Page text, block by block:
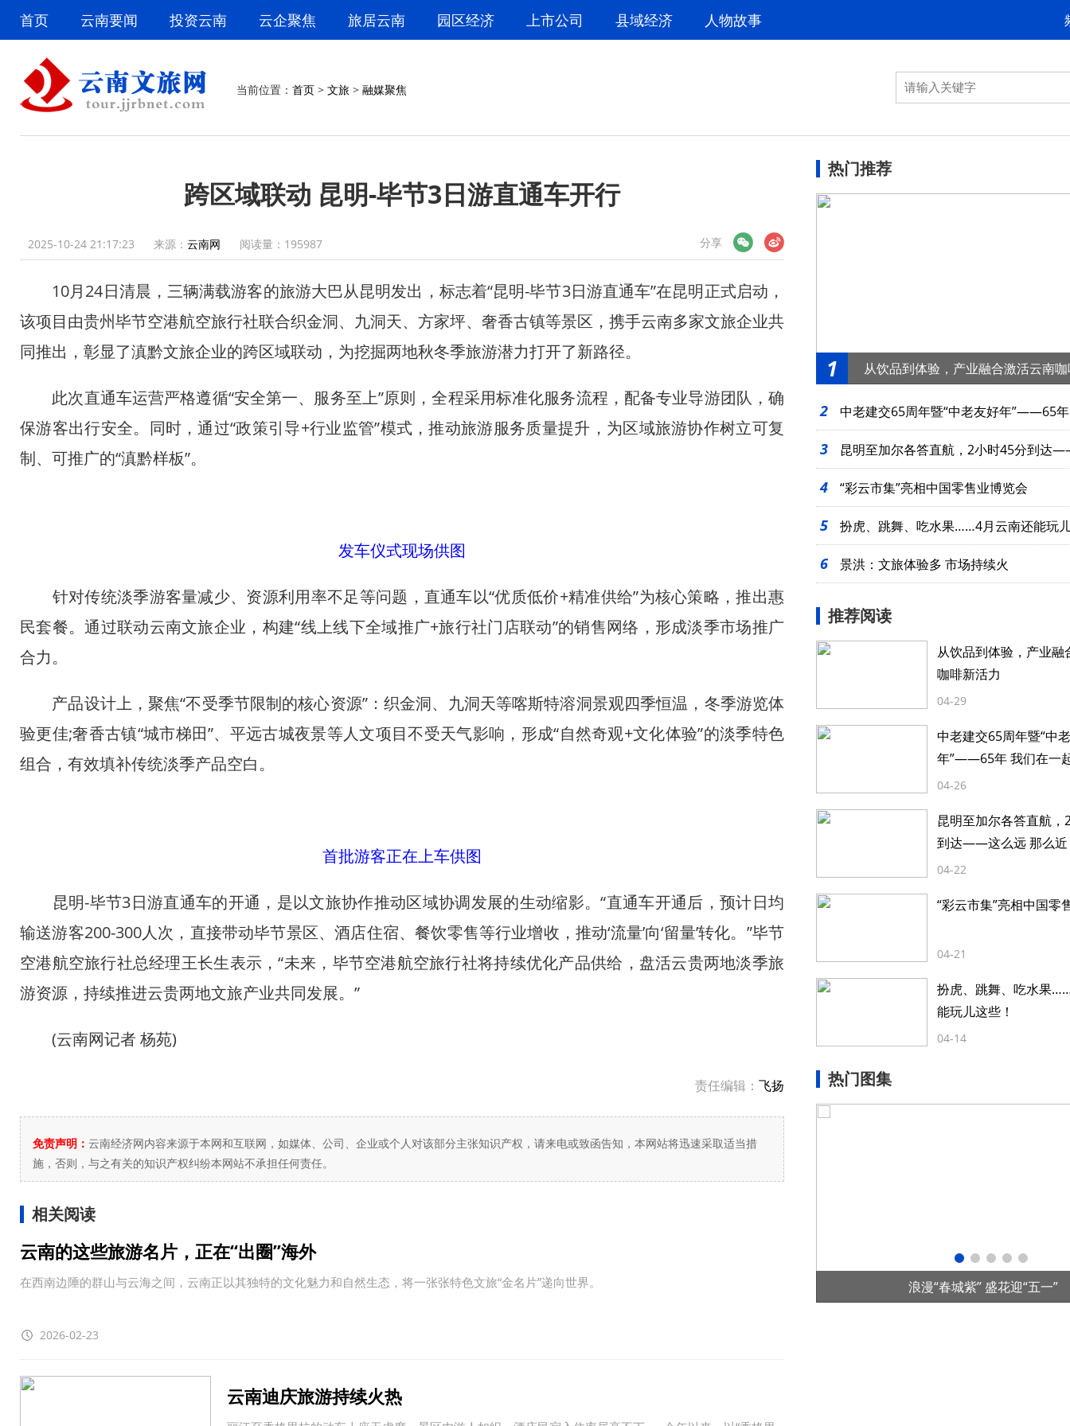
首页 云南要闻 投资云南 云企聚焦 旅居云南 园区经济 上市公司 县域经济 人物故事
当前位置： 首页 > 文旅 > 融媒聚焦
跨区域联动 昆明-毕节3日游直通车开行
2025-10-24 21:17:23 来源： 云南网 阅读量： 195987 分享
微博
10月24日清晨，三辆满载游客的旅游大巴从昆明发出，标志着“昆明-毕节3日游直通车”在昆明正式启动，
该项目由贵州毕节空港航空旅行社联合织金洞、九洞天、方家坪、奢香古镇等景区，携手云南多家文旅企业共
同推出，彰显了滇黔文旅企业的跨区域联动，为挖掘两地秋冬季旅游潜力打开了新路径。
此次直通车运营严格遵循“安全第一、服务至上”原则，全程采用标准化服务流程，配备专业导游团队，确
保游客出行安全。同时，通过“政策引导+行业监管”模式，推动旅游服务质量提升，为区域旅游协作树立可复
制、可推广的“滇黔样板”。
发车仪式现场供图
针对传统淡季游客量减少、资源利用率不足等问题，直通车以“优质低价+精准供给”为核心策略，推出惠
民套餐。通过联动云南文旅企业，构建“线上线下全域推广+旅行社门店联动”的销售网络，形成淡季市场推广
合力。
产品设计上，聚焦“不受季节限制的核心资源”：织金洞、九洞天等喀斯特溶洞景观四季恒温，冬季游览体
验更佳;奢香古镇“城市梯田”、平远古城夜景等人文项目不受天气影响，形成“自然奇观+文化体验”的淡季特色
组合，有效填补传统淡季产品空白。
首批游客正在上车供图
昆明-毕节3日游直通车的开通，是以文旅协作推动区域协调发展的生动缩影。“直通车开通后，预计日均
输送游客200-300人次，直接带动毕节景区、酒店住宿、餐饮零售等行业增收，推动‘流量’向‘留量’转化。”毕节
空港航空旅行社总经理王长生表示，“未来，毕节空港航空旅行社将持续优化产品供给，盘活云贵两地淡季旅
游资源，持续推进云贵两地文旅产业共同发展。”
(云南网记者 杨苑)
责任编辑： 飞扬
免责声明： 云南经济网内容来源于本网和互联网，如媒体、公司、企业或个人对该部分主张知识产权，请来电或致函告知，本网站将迅速采取适当措
施，否则，与之有关的知识产权纠纷本网站不承担任何责任。
相关阅读
云南的这些旅游名片，正在“出圈”海外
在西南边陲的群山与云海之间，云南正以其独特的文化魅力和自然生态，将一张张特色文旅“金名片”递向世界。
2026-02-23
云南迪庆旅游持续火热
热门推荐
从饮品到体验，产业融合激活云南
1
2 中老建交65周年暨“中老友好年”——65
起
3 昆明至加尔各答直航，2小时45分到达
么近
4 “彩云市集”亮相中国零售业博览会
5 扮虎、跳舞、吃水果……4月云南还能玩
6 景洪：文旅体验多 市场持续火
推荐阅读
从饮品到体验，产业融
咖啡新活力
04-29
中老建交65周年暨“中
年”——65年 我们在一
04-26
昆明至加尔各答直航，
到达——这么远 那么近
04-22
“彩云市集”亮相中国零
04-21
扮虎、跳舞、吃水果
能玩儿这些！
04-14
热门图集
中企承建东南亚单体最大光伏项目在老挝投运 浪漫“春城紫” 盛花迎“五一”